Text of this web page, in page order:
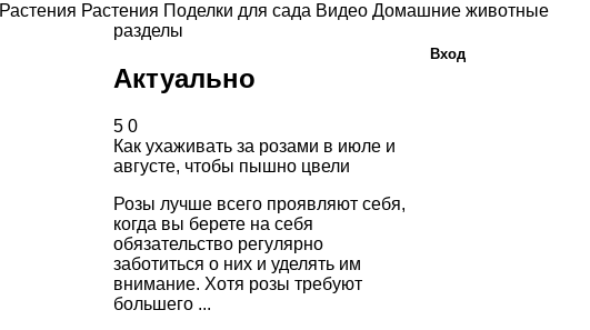
Растения Растения Поделки для сада Видео Домашние животные
разделы
Актуально
5 0
Как ухаживать за розами в июле и
августе, чтобы пышно цвели
Розы лучше всего проявляют себя,
когда вы берете на себя
обязательство регулярно
заботиться о них и уделять им
внимание. Хотя розы требуют
большего ...
Вход